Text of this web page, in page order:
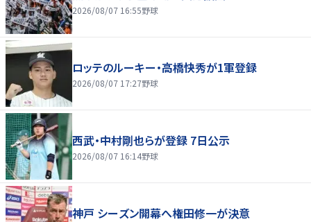
2026/08/07 16:55野球
ロッテのルーキー・高橋快秀が1軍登録
2026/08/07 17:27野球
西武・中村剛也らが登録 7日公示
2026/08/07 16:14野球
神戸 シーズン開幕へ権田修一が決意